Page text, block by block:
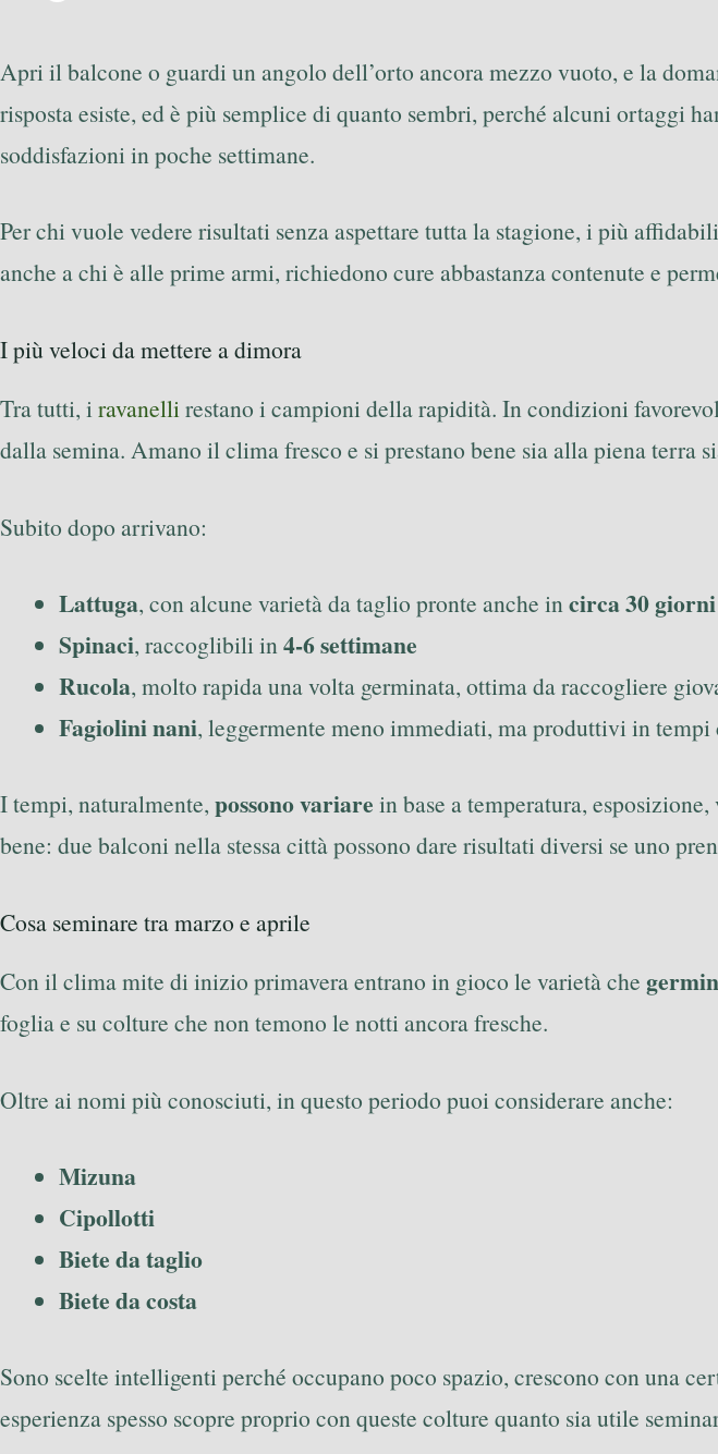
Apri il balcone o guardi un angolo dell’orto ancora mezzo vuoto, e la
risposta esiste, ed è più semplice di quanto sembri, perché alcuni ortaggi
soddisfazioni in poche settimane.
Per chi vuole vedere risultati senza aspettare tutta la stagione, i più
anche a chi è alle prime armi, richiedono cure abbastanza contenute e
I più veloci da mettere a dimora
Tra tutti, iravanellirestano i campioni della rapidità. In condizioni
dalla semina. Amano il clima fresco e si prestano bene sia alla piena terra
Subito dopo arrivano:
Lattuga, con alcune varietà da taglio pronte anche incirca 30 giorni
Spinaci, raccoglibili in4-6 settimane
Rucola, molto rapida una volta germinata, ottima da raccogliere
Fagiolini nani, leggermente meno immediati, ma produttivi in
I tempi, naturalmente, possono variare in base a temperatura,
bene: due balconi nella stessa città possono dare risultati diversi se uno
Cosa seminare tra marzo e aprile
Con il clima mite di inizio primavera entrano in gioco le varietà che
foglia e su colture che non temono le notti ancora fresche.
Oltre ai nomi più conosciuti, in questo periodo puoi considerare anche:
Mizuna
Cipollotti
Biete da taglio
Biete da costa
Sono scelte intelligenti perché occupano poco spazio, crescono con una
esperienza spesso scopre proprio con queste colture quanto sia utile